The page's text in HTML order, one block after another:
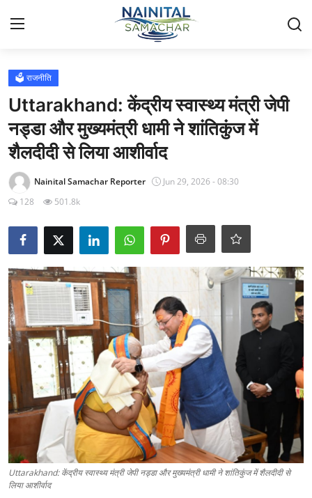
Login
🏔️ स्थानीय समाचार
🗳️ राजनीति
🌍 अंतर्राष्ट्रीय समाचार
💼 व्यापार और अर्थव्यवस्था
🗳️ राजनीति
Uttarakhand: केंद्रीय स्वास्थ्य मंत्री जेपी
नड्डा और मुख्यमंत्री धामी ने शांतिकुंज में
शैलदीदी से लिया आशीर्वाद
Nainital Samachar Reporter
Jun 29, 2026 - 08:30
128
501.8k
Uttarakhand: केंद्रीय स्वास्थ्य मंत्री जेपी नड्डा और मुख्यमंत्री धामी ने शांतिकुंज में शैलदीदी से
लिया आशीर्वाद